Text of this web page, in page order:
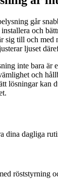
går
och
sig till och med
ljuset
inte bara är
och
lösningar kan
dina dagliga
röststyrning